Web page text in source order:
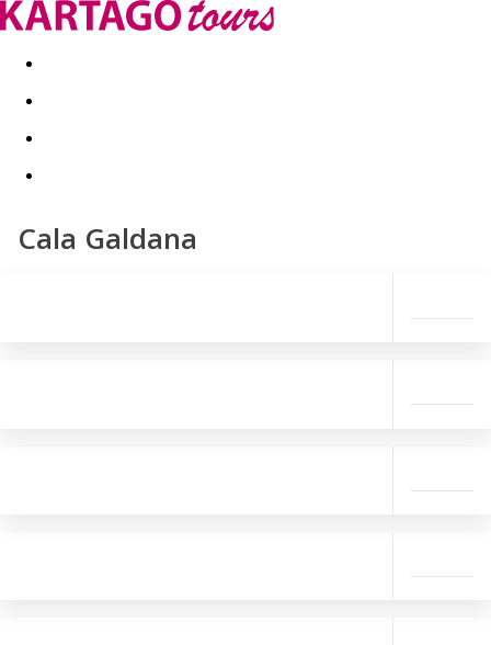
Kapcsolat Nyár 2026 Last Minute
Cala Galdana